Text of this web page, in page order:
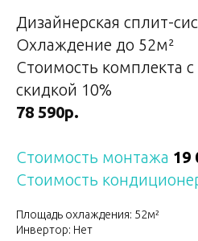
Дизайнерская сплит-
Охлаждение до 52м²
Стоимость комплекта
скидкой 10%
78 590р.
Стоимость монтажа 19
Стоимость
Площадь охлаждения: 52м²
Инвертор: Нет